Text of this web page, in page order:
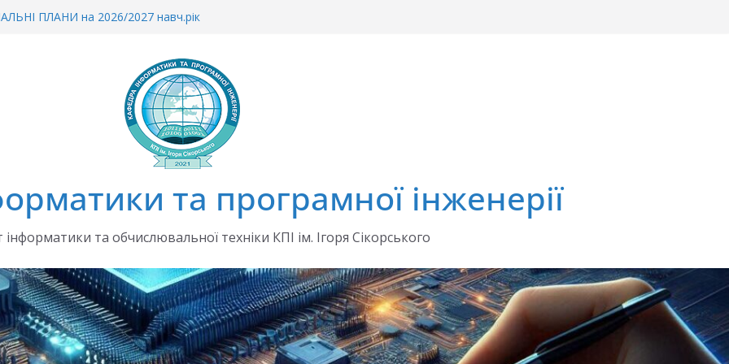
ПЛАНИ на 2026/2027 навч.рік
організовану сесію ЄВІ в 2026 р.
2026/2027 навчальний рік
та програмної інженерії
та обчислювальної техніки КПІ ім. Ігоря Сікорського